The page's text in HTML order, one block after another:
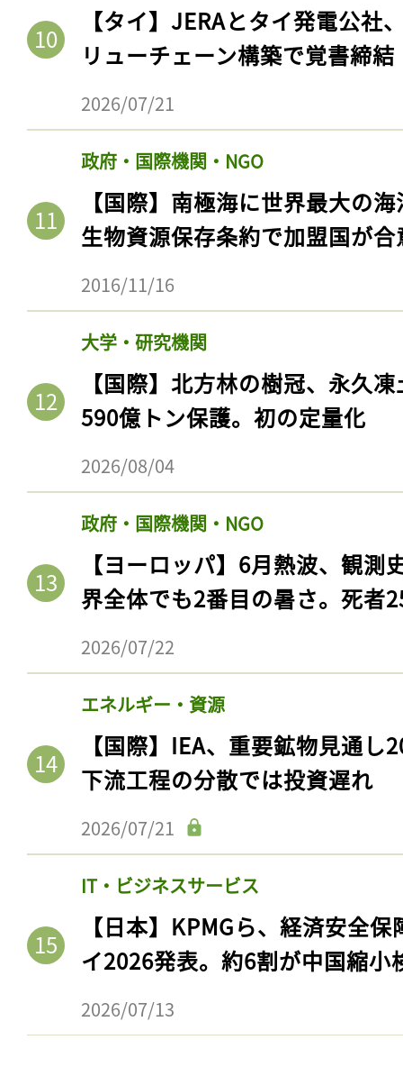
【タイ】JERAとタイ発電公社
リューチェーン構築で覚書締結
2026/07/21
政府・国際機関・NGO
【国際】南極海に世界最大の
生物資源保存条約で加盟国が合
2016/11/16
大学・研究機関
【国際】北方林の樹冠、永久
590億トン保護。初の定量化
2026/08/04
政府・国際機関・NGO
【ヨーロッパ】6月熱波、観
界全体でも2番目の暑さ。死者
2026/07/22
エネルギー・資源
【国際】IEA、重要鉱物見通
下流工程の分散では投資遅れ
2026/07/21
IT・ビジネスサービス
【日本】KPMGら、経済安全
イ2026発表。約6割が中国縮小
2026/07/13
記事をお気に入りに
ログイン
会員登録